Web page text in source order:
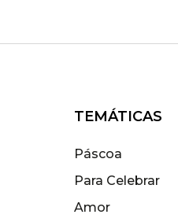
TEMÁTICAS
Páscoa
Para Celebrar
Amor